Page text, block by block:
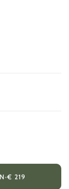
•€ 219